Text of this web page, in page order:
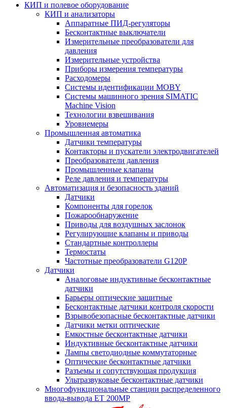
КИП и полевое оборудование
КИП и анализаторы
Аппаратные ПИД-регуляторы
Бесконтактные выключатели
Измерительные преобразователи для
давления
Измерительные устройства
Приборы измерения температуры
Расходомеры
Системы идентификации MOBY
Системы машинного зрения SIMATIC
Machine Vision
Технологии взвешивания
Уровнемеры
Промышленная автоматика
Датчики температуры
Контакторы и пускатели электродвигателей
Преобразователи давления
Промышленные клапаны
Реле давления и температуры
Автоматизация и безопасность зданий
Датчики
Компоненты для горелок
Пожарообнаружение
Приводы для воздушных заслонок
Регулирующие клапаны и приводы
Стандартные контроллеры
Термостаты
Частотные преобразователи G120P
Датчики
Аналоговые индуктивные бесконтактные
датчики
Барьеры оптические защитные
Бесконтактные датчики контроля скорости
Взрывобезопасные бесконтактные датчики
Датчики метки оптические
Емкостные бесконтактные датчики
Индуктивные бесконтактные датчики
Лампы светодиодные коммутаторные
Оптические бесконтактные датчики
Разъемы и сопутствующая продукция
Ультразвуковые бесконтактные датчики
Многофункциональные станции распределенного
ввода-вывода ET 200MP